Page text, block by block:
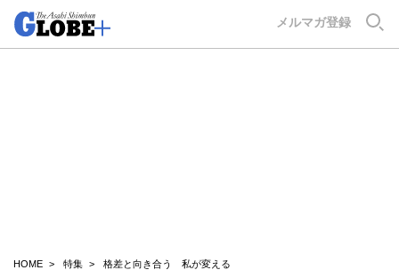
メルマガ登録
HOME 特集 格差と向き合う 私が変える